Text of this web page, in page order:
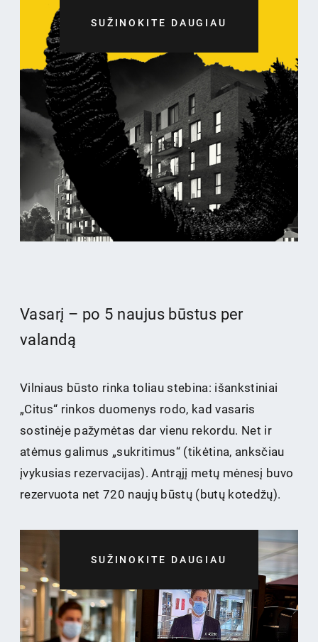
SUŽINOKITE DAUGIAU
Vasarį – po 5 naujus būstus per
valandą
Vilniaus būsto rinka toliau stebina: išankstiniai
„Citus“ rinkos duomenys rodo, kad vasaris
sostinėje pažymėtas dar vienu rekordu. Net ir
atėmus galimus „sukritimus“ (tikėtina, anksčiau
įvykusias rezervacijas). Antrąjį metų mėnesį buvo
rezervuota net 720 naujų būstų (butų kotedžų).
SUŽINOKITE DAUGIAU